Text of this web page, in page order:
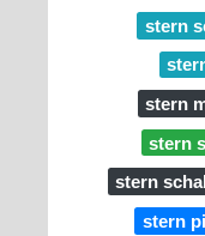
stern
stern
stern
stern
stern